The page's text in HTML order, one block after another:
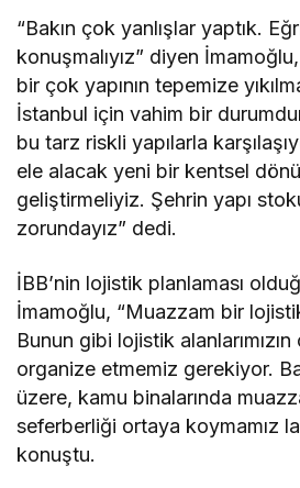
“Bakın çok yanlışlar yaptık.
konuşmalıyız” diyen
bir çok yapının tepemize
İstanbul için vahim bir
bu tarz riskli yapılarla
ele alacak yeni bir kentsel
geliştirmeliyiz. Şehrin yapı
zorundayız” dedi.
İBB’nin lojistik planlaması
İmamoğlu, “Muazzam bir
Bunun gibi lojistik
organize etmemiz gerekiyor.
üzere, kamu binalarında
seferberliği ortaya koymamız
konuştu.